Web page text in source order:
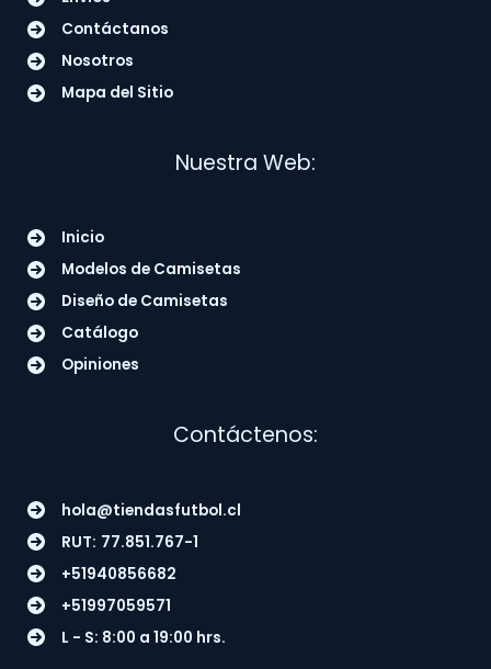
Contáctanos
Nosotros
Mapa del Sitio
Nuestra Web:
Inicio
Modelos de Camisetas
Diseño de Camisetas
Catálogo
Opiniones
Contáctenos:
hola@tiendasfutbol.cl
RUT: 77.851.767-1
+51940856682
+51997059571
L - S: 8:00 a 19:00 hrs.